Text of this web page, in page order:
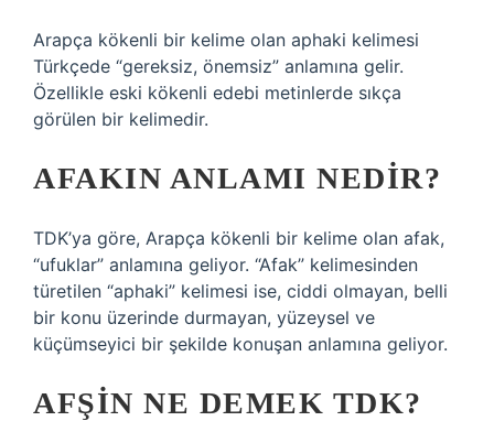
Arapça kökenli bir kelime olan aphaki kelimesi
Türkçede “gereksiz, önemsiz” anlamına gelir.
Özellikle eski kökenli edebi metinlerde sıkça
görülen bir kelimedir.
AFAKIN ANLAMI NEDIR?
TDK’ya göre, Arapça kökenli bir kelime olan afak,
“ufuklar” anlamına geliyor. “Afak” kelimesinden
türetilen “aphaki” kelimesi ise, ciddi olmayan, belli
bir konu üzerinde durmayan, yüzeysel ve
küçümseyici bir şekilde konuşan anlamına geliyor.
AFŞIN NE DEMEK TDK?